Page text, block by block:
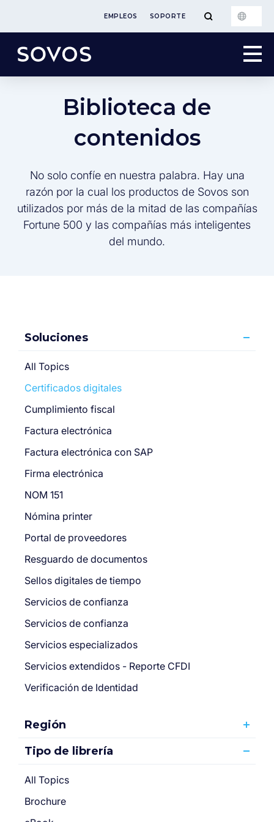
EMPLEOS SOPORTE
Biblioteca de
contenidos
No solo confíe en nuestra palabra. Hay una
razón por la cual los productos de Sovos son
utilizados por más de la mitad de las compañías
Fortune 500 y las compañías más inteligentes
del mundo.
Soluciones
All Topics
Certificados digitales
Cumplimiento fiscal
Factura electrónica
Factura electrónica con SAP
Firma electrónica
NOM 151
Nómina printer
Portal de proveedores
Resguardo de documentos
Sellos digitales de tiempo
Servicios de confianza
Servicios de confianza
Servicios especializados
Servicios extendidos - Reporte CFDI
Verificación de Identidad
Región
Tipo de librería
All Topics
Brochure